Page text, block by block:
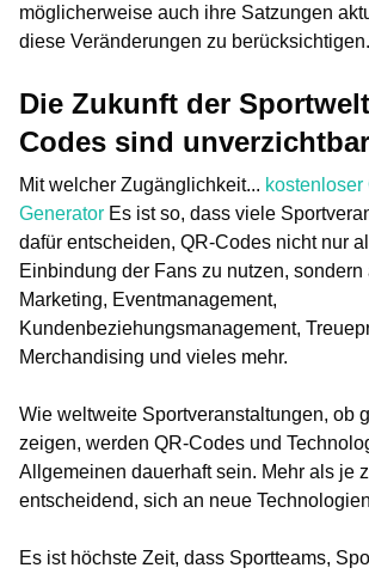
möglicherweise auch ihre Satzungen
diese Veränderungen zu berücksichtigen.
Die Zukunft der
Codes sind
Mit welcher Zugänglichkeit...
Generator Es ist so, dass viele
dafür entscheiden, QR-Codes nicht nur
Einbindung der Fans zu nutzen, sondern
Marketing, Eventmanagement,
Kundenbeziehungsmanagement,
Merchandising und vieles mehr.
Wie weltweite Sportveranstaltungen, ob
zeigen, werden QR-Codes und
Allgemeinen dauerhaft sein. Mehr als je
entscheidend, sich an neue
Es ist höchste Zeit, dass Sportteams,